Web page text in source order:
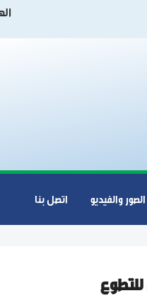
والفيديو اتصل بنا